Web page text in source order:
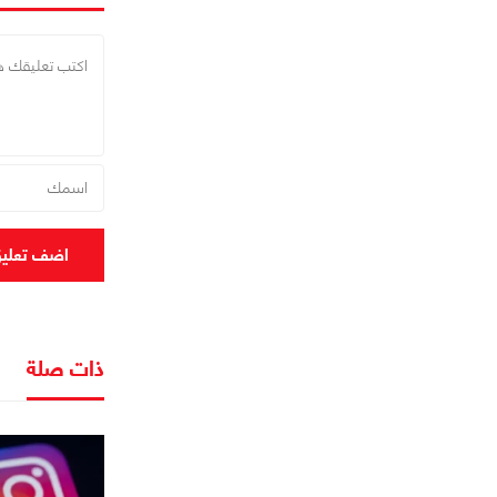
اضف
ذات صلة